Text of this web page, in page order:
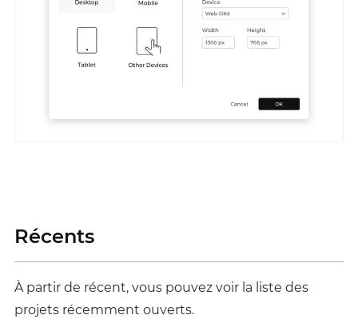
Récents
À partir de récent, vous pouvez voir la liste des
projets récemment ouverts.